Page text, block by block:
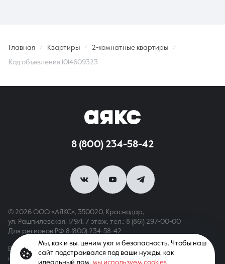
Главная Квартиры 2-комнатные квартиры
Код объявления 1014609323
8 (800) 234-58-42
© 2026 ООО «АЯКС», 350020, Краснодар,
ул. Рашпилевская, 179/1, 7 этаж, тел.: 8 (861) 297-00-00
Для регионов РФ 8 (800) 234-58-42
Вся информация, опубликованная на сайте, носит только
информационный характер и не является публичной офертой,
Мы, как и вы, ценим уют и безопасность. Чтобы наш
сайт подстраивался под ваши нужды, как
идеальный дом, мы используем cookies